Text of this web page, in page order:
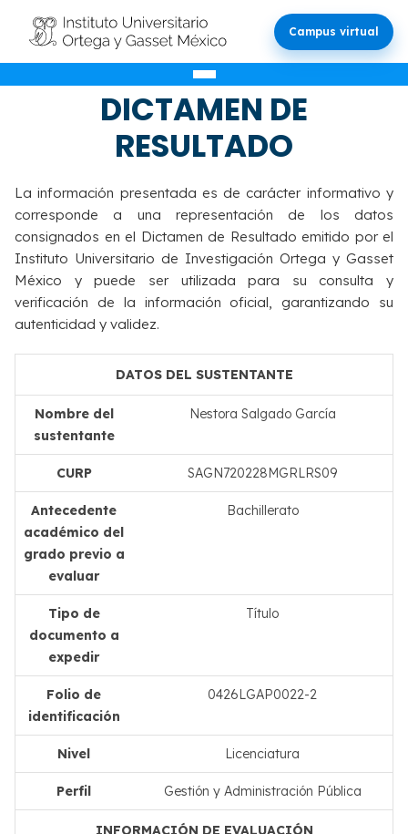
Campus virtual
VALIDACIÓN DEL
DICTAMEN DE
RESULTADO
La información presentada es de carácter informativo y
corresponde a una representación de los datos
consignados en el Dictamen de Resultado emitido por el
Instituto Universitario de Investigación Ortega y Gasset
México y puede ser utilizada para su consulta y
verificación de la información oficial, garantizando su
autenticidad y validez.
DATOS DEL SUSTENTANTE
Nombre del
sustentante
Nestora Salgado García
CURP SAGN720228MGRLRS09
Antecedente
académico del
grado previo a
evaluar
Bachillerato
Tipo de
documento a
expedir
Título
Folio de
identificación
0426LGAP0022-2
Nivel Licenciatura
Perfil Gestión y Administración Pública
INFORMACIÓN DE EVALUACIÓN